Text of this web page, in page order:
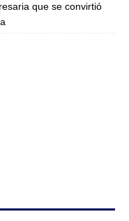
que se convirtió